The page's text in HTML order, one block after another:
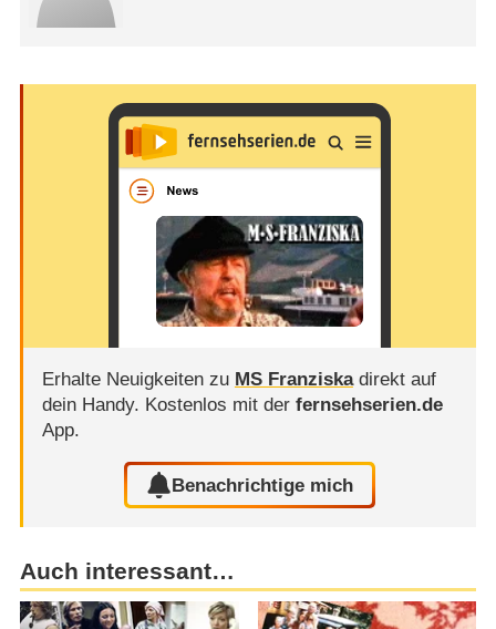
Erhalte Neuigkeiten zu MS Franziskadirekt auf
dein Handy. Kostenlos mit der fernsehserien.de
App.
Benachrichtige mich
Auch interessant…